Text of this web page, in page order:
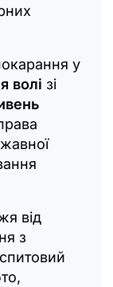
у
волі зі
від
з